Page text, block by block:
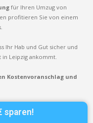
für Ihren Umzug von
profitieren Sie von einem
Ihr Hab und Gut sicher und
Leipzig ankommt.
Kostenvoranschlag und
sparen!